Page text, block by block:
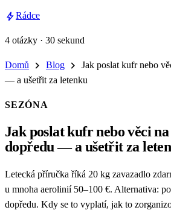
boltRádce
4 otázky · 30 sekund
Domů chevron_right Blog chevron_right
Jak poslat kufr nebo
— a ušetřit za letenku
SEZÓNA
Jak poslat kufr nebo věci
dopředu — a ušetřit za
Letecká příručka říká 20 kg zavazadlo
u mnoha aerolinií 50–100 €. Alternativa:
dopředu. Kdy se to vyplatí, jak to